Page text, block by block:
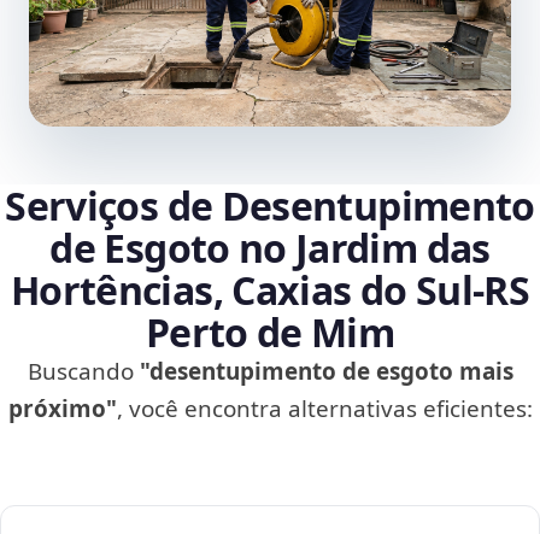
Serviços de Desentupimento
de Esgoto no Jardim das
Hortências, Caxias do Sul‑RS
Perto de Mim
Buscando "desentupimento de esgoto mais
próximo", você encontra alternativas eficientes: